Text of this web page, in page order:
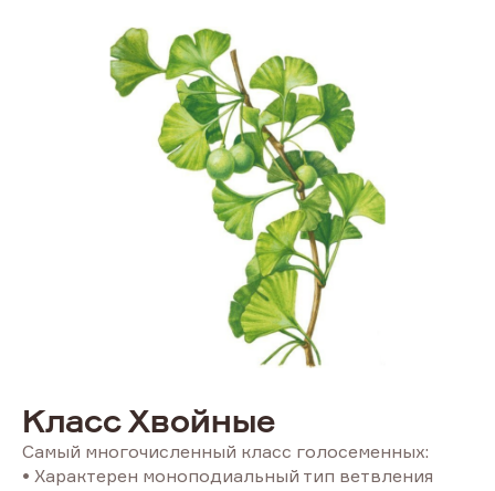
Класс Хвойные
Самый многочисленный класс голосеменных:
• Характерен моноподиальный тип ветвления